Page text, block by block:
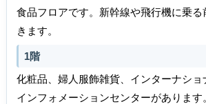
食品フロアです。新幹線や飛行機に乗る
きます。
1階
化粧品、婦人服飾雑貨、インターナショ
インフォメーションセンターがあります